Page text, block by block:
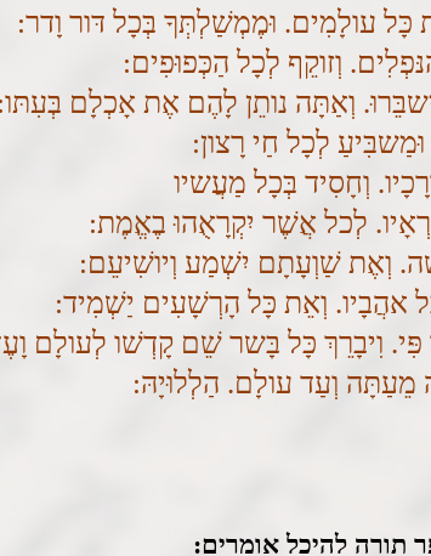
כָּל עולָמִים. וּמֶמְשַׁלְתְּךָ בְּכָל דּור וָדר:
וְזוקֵף לְכָל הַכְּפוּפִים:
וְאַתָּה נותֵן לָהֶם אֶת אָכְלָם בְּעִתּו:
לְכָל חַי רָצון:
וְחָסִיד בְּכָל מַעֲשיו
לְכל אֲשֶׁר יִקְרָאֻהוּ בֶאֱמֶת:
וְאֶת שַׁוְעָתָם יִשְׁמַע וְיושִׁיעֵם:
אהֲבָיו. וְאֵת כָּל הָרְשָׁעִים יַשְׁמִיד:
וִיבָרֵךְ כָּל בָּשר שֵׁם קָדְשׁו לְעולָם
מֵעַתָּה וְעַד עולָם. הַלְלוּיָהּ:
תורה להיכל אומרים: